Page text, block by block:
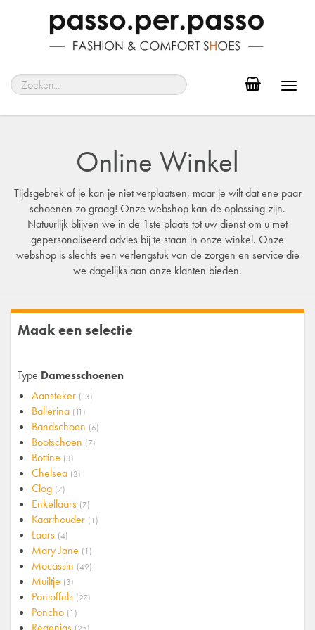
Online Winkel
Tijdsgebrek of je kan je niet verplaatsen, maar je wilt dat ene paar
schoenen zo graag! Onze webshop kan de oplossing zijn.
Natuurlijk blijven we in de 1ste plaats tot uw dienst om u met
gepersonaliseerd advies bij te staan in onze winkel. Onze
webshop is slechts een verlengstuk van de zorgen en service die
we dagelijks aan onze klanten bieden.
Maak een selectie
Type Damesschoenen
Aansteker (13)
Ballerina (11)
Bandschoen (6)
Bootschoen (7)
Bottine (3)
Chelsea (2)
Clog (7)
Enkellaars (7)
Kaarthouder (1)
Laars (4)
Mary Jane (1)
Mocassin (49)
Muiltje (3)
Pantoffels (27)
Poncho (1)